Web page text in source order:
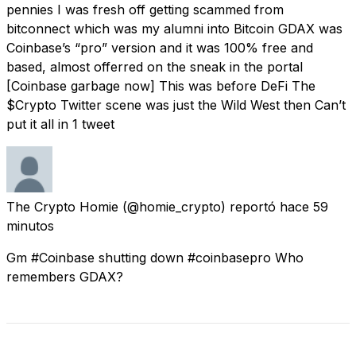
pennies I was fresh off getting scammed from
bitconnect which was my alumni into Bitcoin GDAX was
Coinbase’s “pro” version and it was 100% free and
based, almost offerred on the sneak in the portal
[Coinbase garbage now] This was before DeFi The
$Crypto Twitter scene was just the Wild West then Can’t
put it all in 1 tweet
The Crypto Homie (@homie_crypto) reportó hace 59
minutos
Gm #Coinbase shutting down #coinbasepro Who
remembers GDAX?